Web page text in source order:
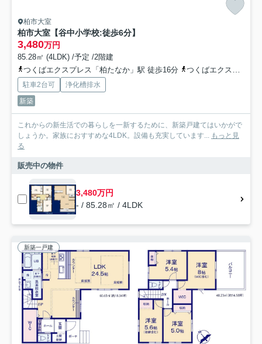
柏市大室
柏市大室【谷中小学校:徒歩6分】
3,480万円
85.28㎡ (4LDK) /予定 /2階建
つくばエクスプレス「柏たなか」駅 徒歩16分
つくばエクスプレス「柏の葉キャンパス」駅 徒歩19分
駐車2台可
浄化槽排水
新築
これからの新生活での暮らしを一新するために、新築戸建てはいかがで
しょうか。家族におすすめな4LDK。設備も充実しています... もっと見
る
販売中の物件
3,480万円
- / 85.28㎡ / 4LDK
新築一戸建